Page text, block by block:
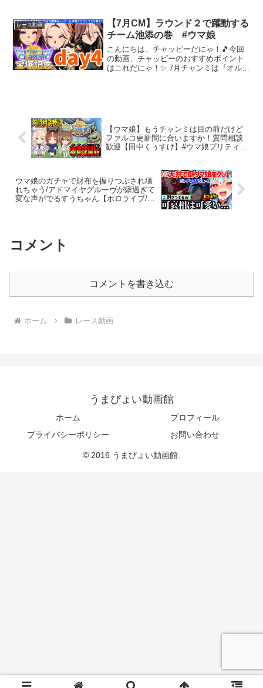
シップ#引換券#チャンミ#steam版#チャ
ンピオン...
レース動画
【7月CM】ラウンド２で躍動する
チーム池添の巻 #ウマ娘
こんにちは、チャッピーだにゃ！🎵今回
の動画、チャッピーのおすすめポイント
はこれだにゃ！✨ 7月チャンミは『オルフ
【ウマ娘】もうチャンミは目の前だけど
ファルコ更新間に合いますか！質問相談
歓迎【田中くぅすけ】#ウマ娘プリティー
ウマ娘のガチャで財布を握りつぶされ壊
れちゃう/アドマイヤグルーヴが癖過ぎて
変な声がでるすうちゃん【ホロライブ/水
コメント
コメントを書き込む
ホーム レース動画
うまぴょい動画館
ホーム
プロフィール
プライバシーポリシー
お問い合わせ
© 2016 うまぴょい動画館.